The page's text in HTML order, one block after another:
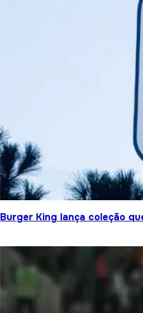
Burger King lança coleção